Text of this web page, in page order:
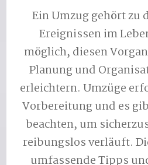
Ein Umzug gehört zu
Ereignissen im
möglich, diesen
Planung und
erleichtern. Umzüge
Vorbereitung und es
beachten, um
reibungslos verläuft.
umfassende Tipps